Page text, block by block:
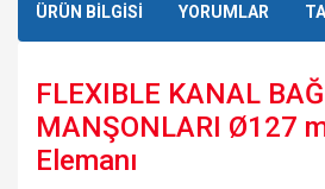
ÜRÜN BİLGİSİ YORUMLAR
FLEXIBLE KANAL
MANŞONLARI Ø127
Elemanı